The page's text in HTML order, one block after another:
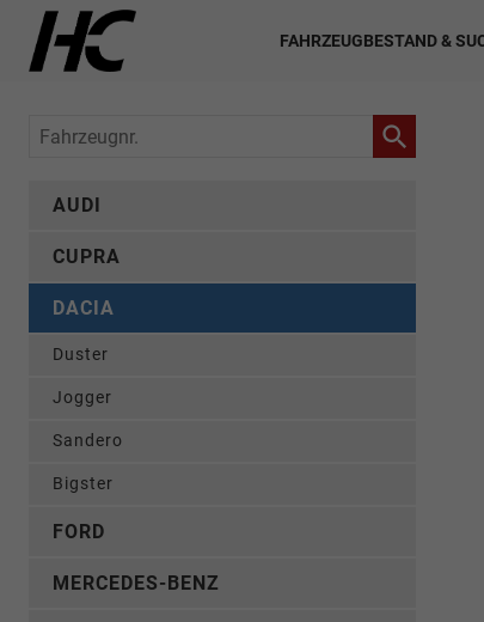
FAHRZEUGBESTAND &
Fahrzeugnr.
AUDI
CUPRA
DACIA
Duster
Jogger
Sandero
Bigster
FORD
MERCEDES-BENZ